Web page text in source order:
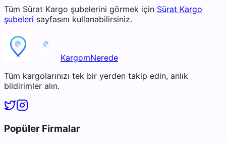
Tüm Sürat Kargo şubelerini görmek için Sürat Kargo
şubeleri sayfasını kullanabilirsiniz.
KargomNerede
Tüm kargolarınızı tek bir yerden takip edin, anlık
bildirimler alın.
Popüler Firmalar